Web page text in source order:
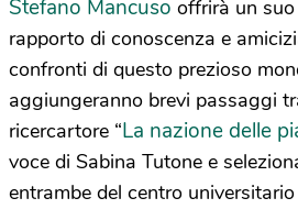
Stefano Mancuso offrirà un
rapporto di conoscenza e
confronti di questo prezioso
aggiungeranno brevi passaggi
ricercartore “La nazione delle
voce di Sabina Tutone e
entrambe del centro